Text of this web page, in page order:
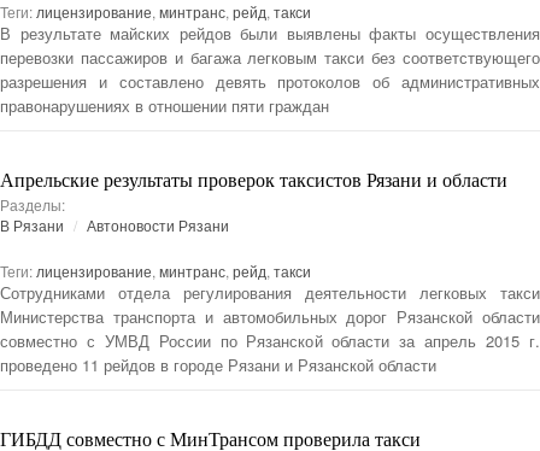
Теги: лицензирование, минтранс, рейд, такси
В результате майских рейдов были выявлены факты осуществления
перевозки пассажиров и багажа легковым такси без соответствующего
разрешения и составлено девять протоколов об административных
правонарушениях в отношении пяти граждан
Апрельские результаты проверок таксистов Рязани и области
Разделы:
В Рязани
Автоновости Рязани
Теги: лицензирование, минтранс, рейд, такси
Сотрудниками отдела регулирования деятельности легковых такси
Министерства транспорта и автомобильных дорог Рязанской области
совместно с УМВД России по Рязанской области за апрель 2015 г.
проведено 11 рейдов в городе Рязани и Рязанской области
ГИБДД совместно с МинТрансом проверила такси